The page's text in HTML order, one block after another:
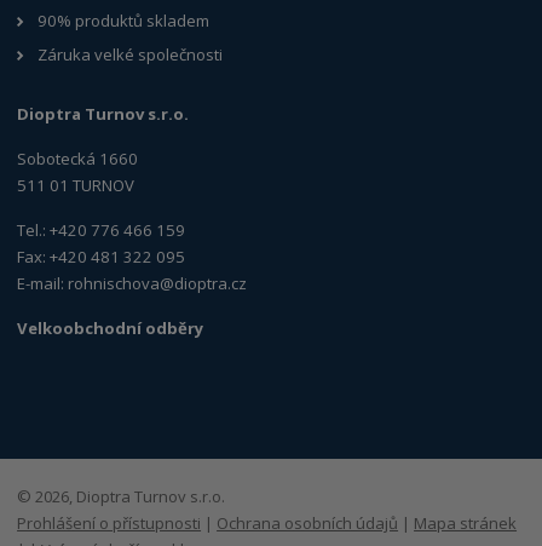
90% produktů skladem
Záruka velké společnosti
Dioptra Turnov s.r.o.
Sobotecká 1660
511 01 TURNOV
Tel.: +420 776 466 159
Fax: +420 481 322 095
E-mail: rohnischova@dioptra.cz
Velkoobchodní odběry
© 2026, Dioptra Turnov s.r.o.
Prohlášení o přístupnosti | Ochrana osobních údajů | Mapa stránek